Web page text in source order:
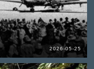
2026-05-25